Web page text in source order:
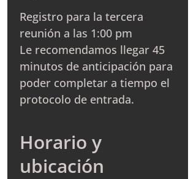
Registro para la tercera
reunión a las 1:00 pm
Le recomendamos llegar 45
minutos de anticipación para
poder completar a tiempo el
protocolo de entrada.
Horario y
ubicación